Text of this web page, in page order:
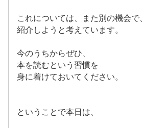
これについては、また別の機会で、
紹介しようと考えています。
今のうちからぜひ、
本を読むという習慣を
身に着けておいてください。
ということで本日は、